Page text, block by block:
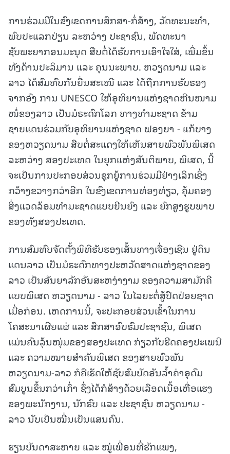
ການຮ່ວມມືໃນຂົງເຂດການສຶກສາ-ກໍ່ສ້າງ, ວັດທະນະທຳ,
ພົບປະແລກປ່ຽນ ລະຫວ່າງ ປະຊາຊົນ, ພັດທະນາ
ຊັບພະຍາກອນມະນຸດ ສືບຕໍ່ໄດ້ຮັບການເອົາໃຈໃສ່, ເພີ່ມຂຶ້ນ
ທັງດ້ານປະລິມານ ແລະ ຄຸນນະພາບ. ຫວຽດນາມ ແລະ
ລາວ ໄດ້ສົມທົບກັນຍື່ນສະເໜີ ແລະ ໄດ້ຖືກການຮັບຮອງ
ຈາກອົງ ການ UNESCO ໃຫ້ອຸທິຍານແຫ່ງຊາດຫີນໜາມ
ໜໍ່ຂອງລາວ ເປັນມໍຣະດົກໂລກ ທາງທໍາມະຊາດ ຂ້າມ
ຊາຍແດນຮ່ວມກັບອຸທິຍານແຫ່ງຊາດ ຟອງຍາ - ແກ້ບາງ
ຂອງຫວຽດນາມ ສືບຕໍ່ສະແດງໃຫ້ເຫັນສາຍພົວພັນພິເສດ
ລະຫວ່າງ ສອງປະເທດ ໃນຍຸກແຫ່ງສັນຕິພາບ, ພິເສດ, ນີ້
ຈະເປັນການປະກອບສ່ວນຊຸກຍູ້ການຮ່ວມມືຢ່າງເລິກເຊິ່ງ
ກວ້າງຂວາງກວ່າອີກ ໃນຂົງເຂດການທ່ອງທ່ຽວ, ຄຸ້ມຄອງ
ສິ່ງແວດລ້ອມທຳມະຊາດແບບຍືນຍົງ ແລະ ຍົກສູງຮູບພາບ
ຂອງທັງສອງປະເທດ.
ການສົມທົບຈັດຕັ້ງພິທີຮັບຮອງເສັ້ນທາງເຈື່ອງເຊີນ ຢູ່ດິນ
ແດນລາວ ເປັນມໍຣະດົກທາງປະຫວັດສາດແຫ່ງຊາດຂອງ
ລາວ ເປັນສັນຍາລັກອັນສະຫງ່າງາມ ຂອງຄວາມສາມັກຄີ
ແບບພິເສດ ຫວຽດນາມ - ລາວ ໃນໄລຍະຕໍ່ສູ້ປົດປ່ອຍຊາດ
ເມື່ອກ່ອນ. ເຫດການນີ້, ຈະປະກອບສ່ວນເຂົ້າໃນການ
ໂຄສະນາເຜີຍແຜ່ ແລະ ສຶກສາອົບຮົມປະຊາຊົນ, ພິເສດ
ແມ່ນຄົນລຸ້ນໜຸ່ມຂອງສອງປະເທດ ກ່ຽວກັບຮີດຄອງປະເພນີ
ແລະ ຄວາມໝາຍສຳຄັນພິເສດ ຂອງສາຍພົວພັນ
ຫວຽດນາມ-ລາວ ກໍຄືເຮັດໃຫ້ຊັບສົມບັດອັນລ້ຳຄ່າອຸດົມ
ສົມບູນຂຶ້ນກວ່າເກົ່າ ຊຶ່ງໄດ້ກໍສ້າງດ້ວຍເລືອດເນື້ອເຫື່ອແຮງ
ຂອງພະນັກງານ, ນັກຮົບ ແລະ ປະຊາຊົນ ຫວຽດນາມ -
ລາວ ນັບເປັນໝື່ນເປັນແສນຄົນ.
ຮຽນບັນດາສະຫາຍ ແລະ ໝູ່ເພື່ອນທີ່ຮັກແພງ,